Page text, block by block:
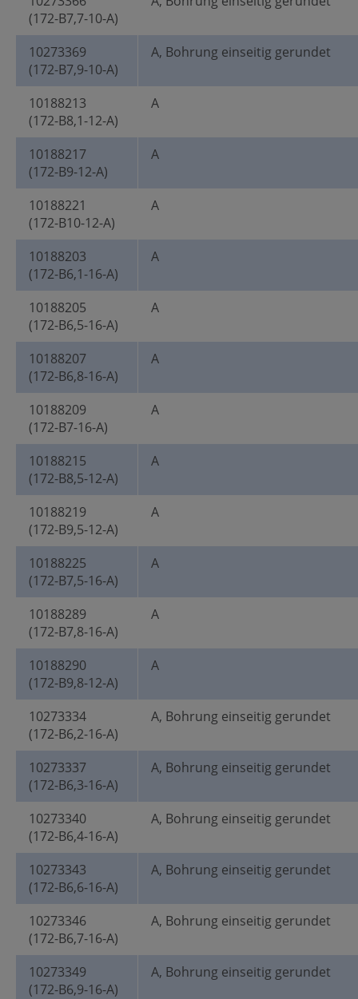
(172-B7,7-10-A)
10273369
(172-B7,9-10-A)
A, Bohrung einseitig gerundet
10188213
(172-B8,1-12-A)
A
10188217
(172-B9-12-A)
A
10188221
(172-B10-12-A)
A
10188203
(172-B6,1-16-A)
A
10188205
(172-B6,5-16-A)
A
10188207
(172-B6,8-16-A)
A
10188209
(172-B7-16-A)
A
10188215
(172-B8,5-12-A)
A
10188219
(172-B9,5-12-A)
A
10188225
(172-B7,5-16-A)
A
10188289
(172-B7,8-16-A)
A
10188290
(172-B9,8-12-A)
A
10273334
(172-B6,2-16-A)
A, Bohrung einseitig gerundet
10273337
(172-B6,3-16-A)
A, Bohrung einseitig gerundet
10273340
(172-B6,4-16-A)
A, Bohrung einseitig gerundet
10273343
(172-B6,6-16-A)
A, Bohrung einseitig gerundet
10273346
(172-B6,7-16-A)
A, Bohrung einseitig gerundet
10273349
(172-B6,9-16-A)
A, Bohrung einseitig gerundet